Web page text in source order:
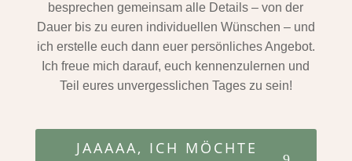
besprechen gemeinsam alle Details – von der
Dauer bis zu euren individuellen Wünschen – und
ich erstelle euch dann euer persönliches Angebot.
Ich freue mich darauf, euch kennenzulernen und
Teil eures unvergesslichen Tages zu sein!
JAAAAA, ICH MÖCHTE